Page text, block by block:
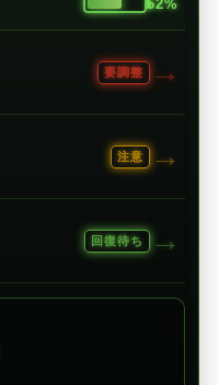
62%
要調整 →
注意 →
回復待ち →